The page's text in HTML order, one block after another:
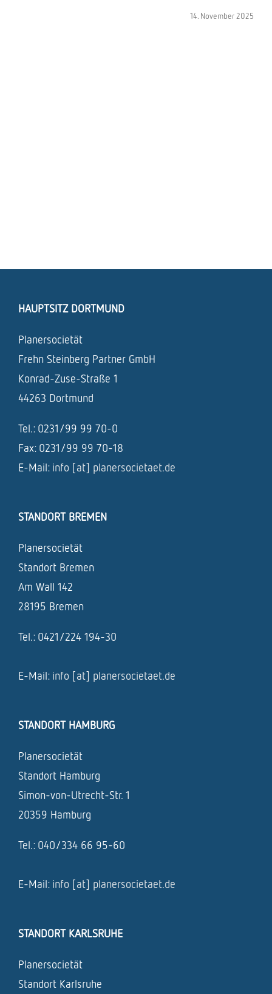
14. November 2025
HAUPTSITZ DORTMUND
Planersocietät
Frehn Steinberg Partner GmbH
Konrad-Zuse-Straße 1
44263 Dortmund
Tel.: 0231/99 99 70-0
Fax: 0231/99 99 70-18
E-Mail: info [at] planersocietaet.de
STANDORT BREMEN
Planersocietät
Standort Bremen
Am Wall 142
28195 Bremen
Tel.: 0421/224 194-30
E-Mail: info [at] planersocietaet.de
STANDORT HAMBURG
Planersocietät
Standort Hamburg
Simon-von-Utrecht-Str. 1
20359 Hamburg
Tel.: 040/334 66 95-60
E-Mail: info [at] planersocietaet.de
STANDORT KARLSRUHE
Planersocietät
Standort Karlsruhe